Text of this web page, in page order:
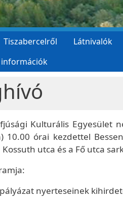
Tiszabercelről Látnivalók
információk
Kulturális Egyesület
10.00 órai kezdettel
utca és a Fő utca
nyerteseinek